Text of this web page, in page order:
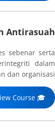
Antirasuah
sebenar serta
dalam
dan organisasi.
🎓 View Course